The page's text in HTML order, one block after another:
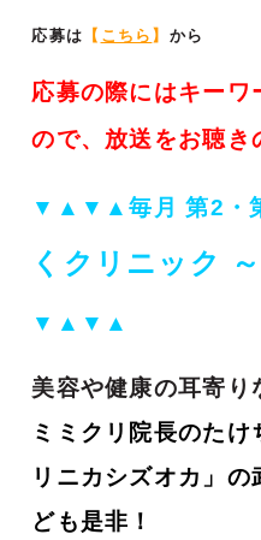
応募は 【 こちら 】 から
応募の際にはキーワ
ので、放送をお聴き
▼▲▼▲毎月 第2・
くクリニック
▼▲▼▲
美容や健康の耳寄り
ミミクリ院長のた
リニカシズオカ」
ども是非！